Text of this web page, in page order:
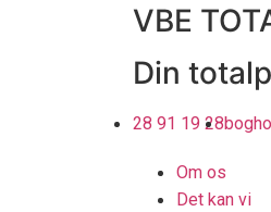
VBE
Din
28 91 19 28
Om os
Det kan vi